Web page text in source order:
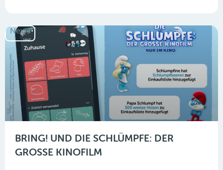
News
BRING! UND DIE SCHLÜMPFE: DER
GROSSE KINOFILM